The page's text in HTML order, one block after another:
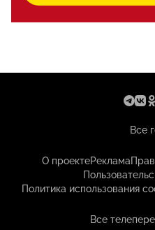
Все
О проектеРеклама
Политика использования
Все